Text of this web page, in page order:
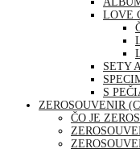
LOVE
SETY
S
ZEROSOUVENIR
ČO JE